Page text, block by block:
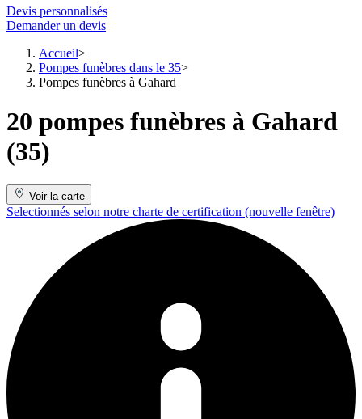
Devis personnalisés
Demander un devis
Accueil
Pompes funèbres dans le 35
Pompes funèbres à Gahard
20 pompes funèbres à Gahard
(35)
Voir la carte
Selectionnés selon notre charte de certification (nouvelle fenêtre)